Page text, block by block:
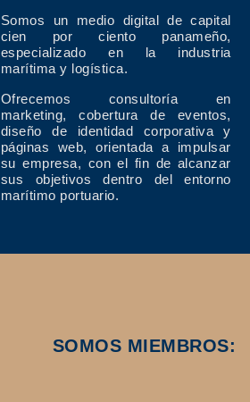
Somos un medio digital de capital
cien por ciento panameño,
especializado en la industria
marítima y logística.
Ofrecemos consultoría en
marketing, cobertura de eventos,
diseño de identidad corporativa y
páginas web, orientada a impulsar
su empresa, con el fin de alcanzar
sus objetivos dentro del entorno
marítimo portuario.
SOMOS MIEMBROS: